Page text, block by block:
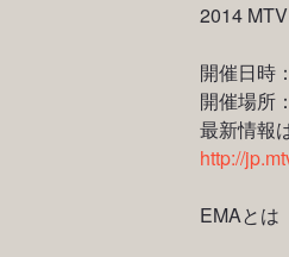
2014
開催日時
開催場所
最新情報
http://
EMAとは